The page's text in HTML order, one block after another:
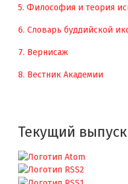
5. Философия и теория
6. Словарь буддийской
7. Вернисаж
8. Вестник Академии
Текущий выпуск